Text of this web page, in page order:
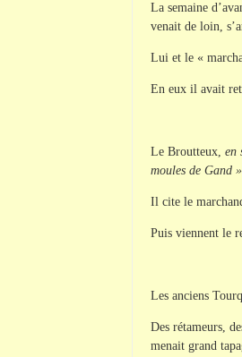
La semaine
venait de loin,
Lui et le «
En eux il avait
Le Broutteux, en
moules de Gand
Il cite le
Puis viennent le
Les anciens
Des rétameurs,
menait grand